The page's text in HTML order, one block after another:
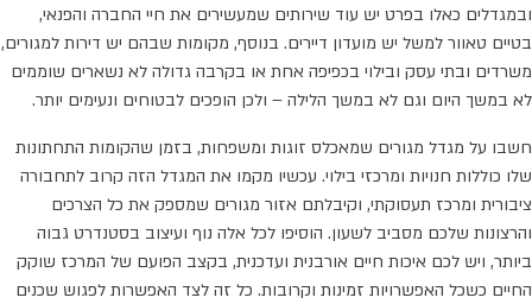
ובמגדלים כאלו בפרט יש עוד שירותים שמעשירים את חיי החברה והפנאי,
בטיים טאוור למשל יש מועדון דיירים. בנוסף, מקומות שבהם יש דירות למגורים,
משרדים ובתי עסק ובילוי בכפיפה אחת או בקרבה גדולה לא נשארים שוממים
לא במשך היום וגם לא במשך הלילה – ולכן הופכים לבטוחים ונעימים יותר.
חשבו על מגדל מגורים שמאכלס זוגות ומשפחות, בזמן שהקומות התחתונות
שלו כוללות חנויות ומרכזי בילוי. עכשיו מקמו את המגדל הזה קרוב לתחבורה
ציבורית ומרכז תעסוקתי, וקיבלתם אזור מגורים שמספק את כל הצרכים
והרצונות שלכם מסביב לשעון. הוסיפו לכל אלה נוף ועיצוב בסטנדרט גבוה
ביותר, ויש לכם איכות חיים אורבנית ועדכנית, בקצב הפועם של המרכז שוקק
החיים כשכל האפשרויות זמינות וקרובות. כל זה לצד האפשרות לפגוש שכנים